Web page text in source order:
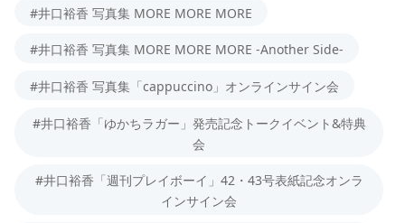
#井口裕香 写真集 MORE MORE MORE
#井口裕香 写真集 MORE MORE MORE -Another Side-
#井口裕香 写真集「cappuccino」オンラインサイン会
#井口裕香「ゆかちラガー」発売記念トークイベント&特典
会
#井口裕香「週刊プレイボーイ」42・43号表紙記念オンラ
インサイン会